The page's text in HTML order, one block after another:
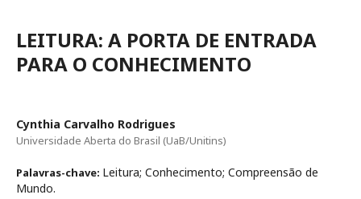
LEITURA: A PORTA DE ENTRADA
PARA O CONHECIMENTO
Cynthia Carvalho Rodrigues
Universidade Aberta do Brasil (UaB/Unitins)
Palavras-chave: Leitura; Conhecimento; Compreensão de
Mundo.